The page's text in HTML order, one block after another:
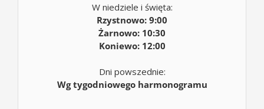
W niedziele i święta:
Rzystnowo: 9:00
Żarnowo: 10:30
Koniewo: 12:00
Dni powszednie:
Wg tygodniowego harmonogramu